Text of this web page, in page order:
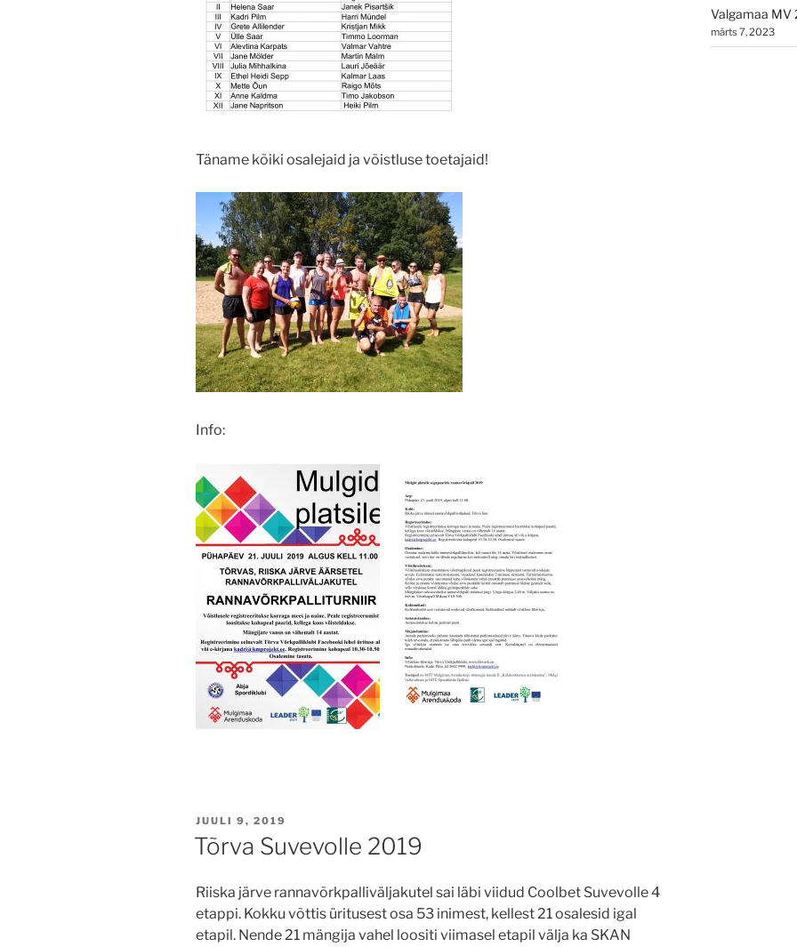
Täname kõiki osalejaid ja võistluse toetajaid!
Info:
POSTED
JUULI 9, 2019
Tõrva Suvevolle 2019
Riiska järve rannavõrkpalliväljakutel sai läbi viidud Coolbet Suvevolle 4
etappi. Kokku võttis üritusest osa 53 inimest, kellest 21 osalesid igal
etapil. Nende 21 mängija vahel loositi viimasel etapil välja ka SKAN
Valgamaa MV
märts 7, 2023